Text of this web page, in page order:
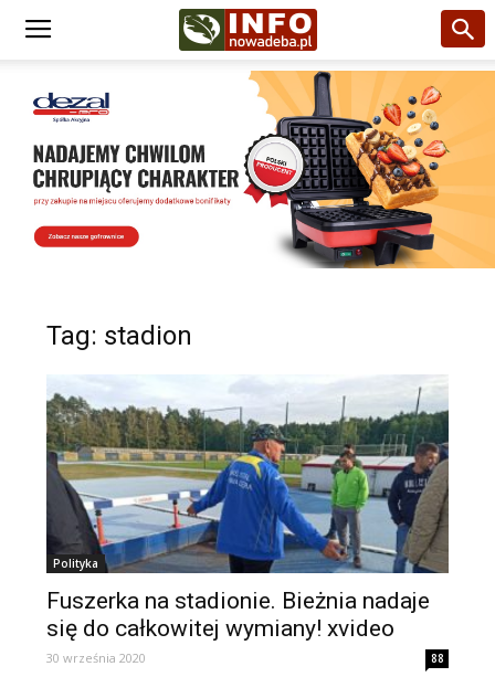
Tag: stadion
Polityka
Fuszerka na stadionie. Bieżnia nadaje
się do całkowitej wymiany! xvideo
30 września 2020 88